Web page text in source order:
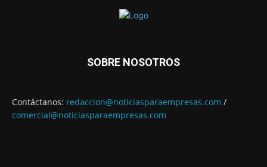
SOBRE NOSOTROS
Contáctanos: redaccion@noticiasparaempresas.com /
comercial@noticiasparaempresas.com